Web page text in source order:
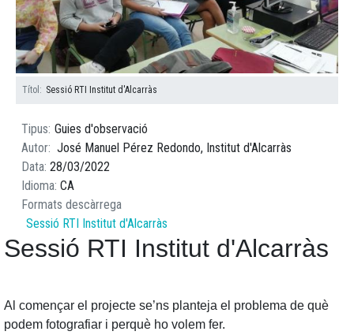
Títol Sessió RTI Institut d'Alcarràs
Títol Sessió RTI Institut d'Alcarràs
Títol Sessió RTI Institut d'Alcarràs
Títol Sessió RTI Institut d'Alcarràs
Títol Sessió RTI Institut d'Alcarràs
Títol Sessió RTI Institut d'Alcarràs
Tipus Guies d'observació
Autor José Manuel Pérez Redondo, Institut d'Alcarràs
Data 28/03/2022
Idioma CA
Formats descàrrega
Sessió RTI Institut d'Alcarràs
Sessió RTI Institut d'Alcarràs
Al començar el projecte se’ns planteja el problema de què
podem fotografiar i perquè ho volem fer.